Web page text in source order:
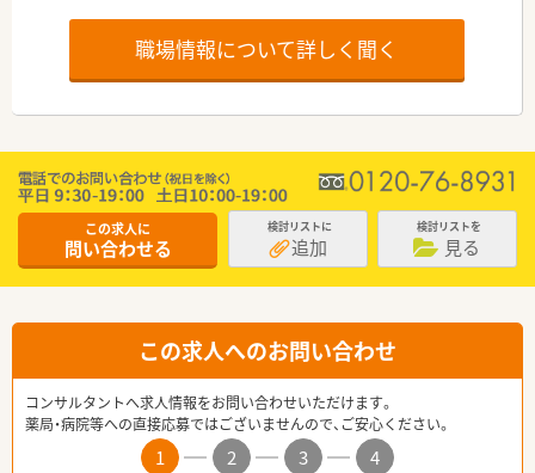
職場情報について詳しく聞く
この求人に
問い合わせる
検討リストに
追加
検討リストを
見る
この求人へのお問い合わせ
コンサルタントへ求人情報をお問い合わせいただけます。
薬局・病院等への直接応募ではございませんので、ご安心ください。
1 2 3
4